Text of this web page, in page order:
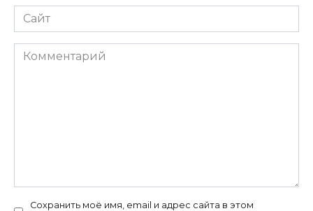
Сайт
Комментарий
Сохранить моё имя, email и адрес сайта в этом